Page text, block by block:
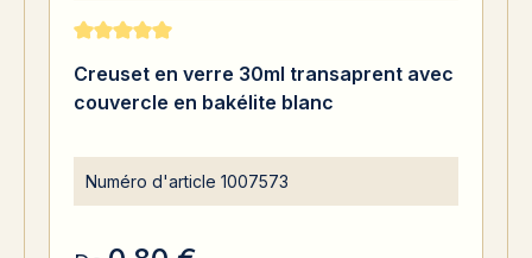
Creuset en verre 30ml transaprent avec
couvercle en bakélite blanc
Numéro d'article 1007573